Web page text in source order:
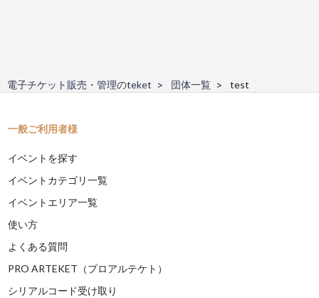
電子チケット販売・管理のteket 団体一覧 test
一般ご利用者様
イベントを探す
イベントカテゴリ一覧
イベントエリア一覧
使い方
よくある質問
PRO ARTEKET（プロアルテケト）
シリアルコード受け取り